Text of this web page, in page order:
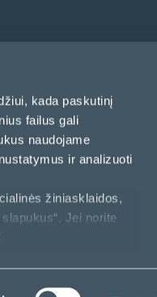
kada paskutinį
failus gali
naudojame
ir analizuoti
žiniasklaidos,
Jei norite